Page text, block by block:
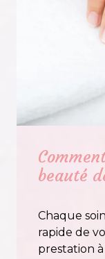
beauté
Chaque
rapide de
prestation